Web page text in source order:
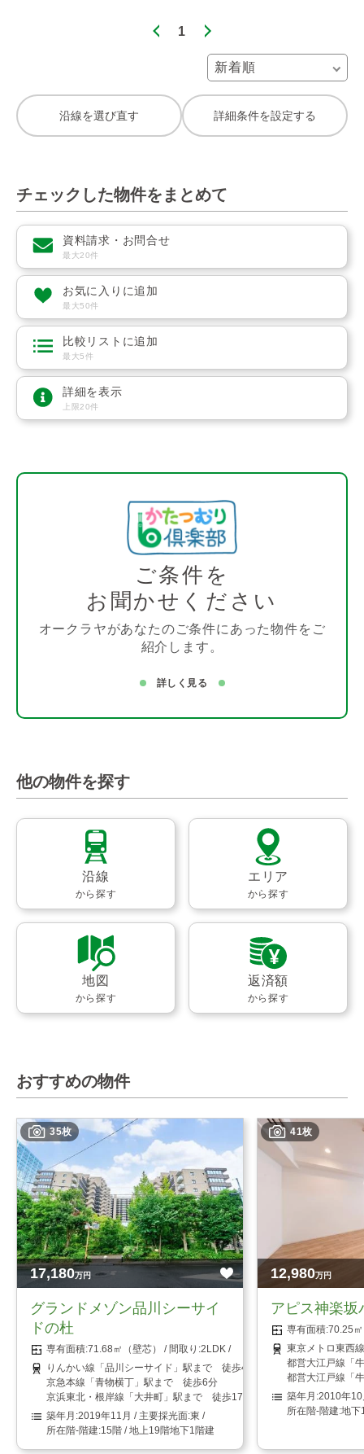
1
沿線を選び直す 詳細条件を設定する
チェックした物件をまとめて
資料請求・お問合せ
最大20件
お気に入りに追加
最大50件
比較リストに追加
最大5件
詳細を表示
上限20件
ご条件を
お聞かせください
オークラヤがあなたのご条件にあった物件をご
紹介します。
詳しく見る
他の物件を探す
沿線
から探す
エリア
から探す
地図
から探す
返済額
から探す
おすすめの物件
35枚
17,180万円
グランドメゾン品川シーサイ
ドの杜
71.68㎡（壁芯）
2LDK
りんかい線「品川シーサイド」駅まで 徒歩4分
京急本線「青物横丁」駅まで 徒歩6分
京浜東北・根岸線「大井町」駅まで 徒歩17分
2019年11月
東
15階 / 地上19階地下1階建
41枚
12,980万円
アピス神楽坂
70.25
東京メトロ東西
都営大江戸線「
都営大江戸線「
2010年10
地下